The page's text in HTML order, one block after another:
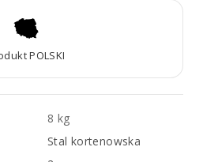
POLSKI
8 kg
Stal kortenowska